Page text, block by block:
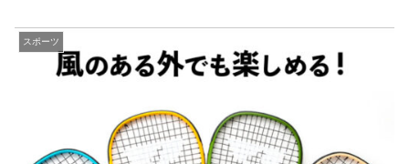
スポーツ